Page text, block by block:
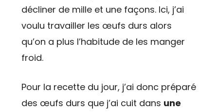
décliner de mille et une façons. Ici, j’ai
voulu travailler les œufs durs alors
qu’on a plus l’habitude de les manger
froid.
Pour la recette du jour, j’ai donc préparé
des œufs durs que j’ai cuit dans une